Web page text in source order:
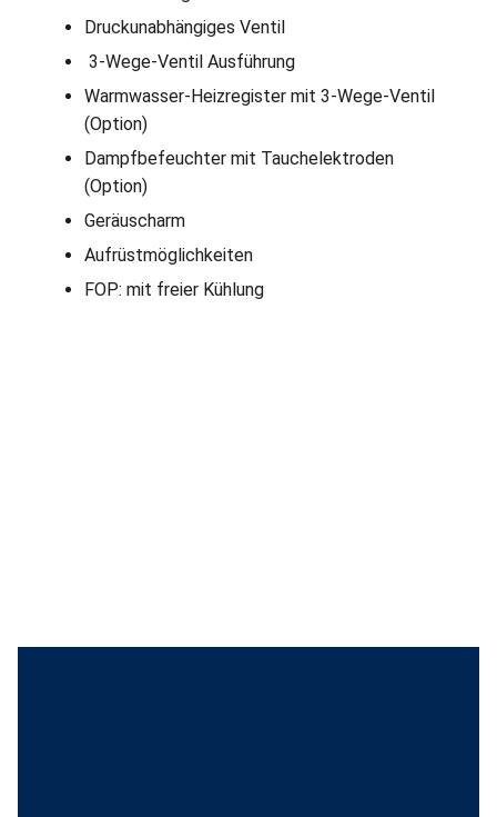
Druckunabhängiges Ventil
3-Wege-Ventil Ausführung
Warmwasser-Heizregister mit 3-Wege-Ventil
(Option)
Dampfbefeuchter mit Tauchelektroden
(Option)
Geräuscharm
Aufrüstmöglichkeiten
FOP: mit freier Kühlung